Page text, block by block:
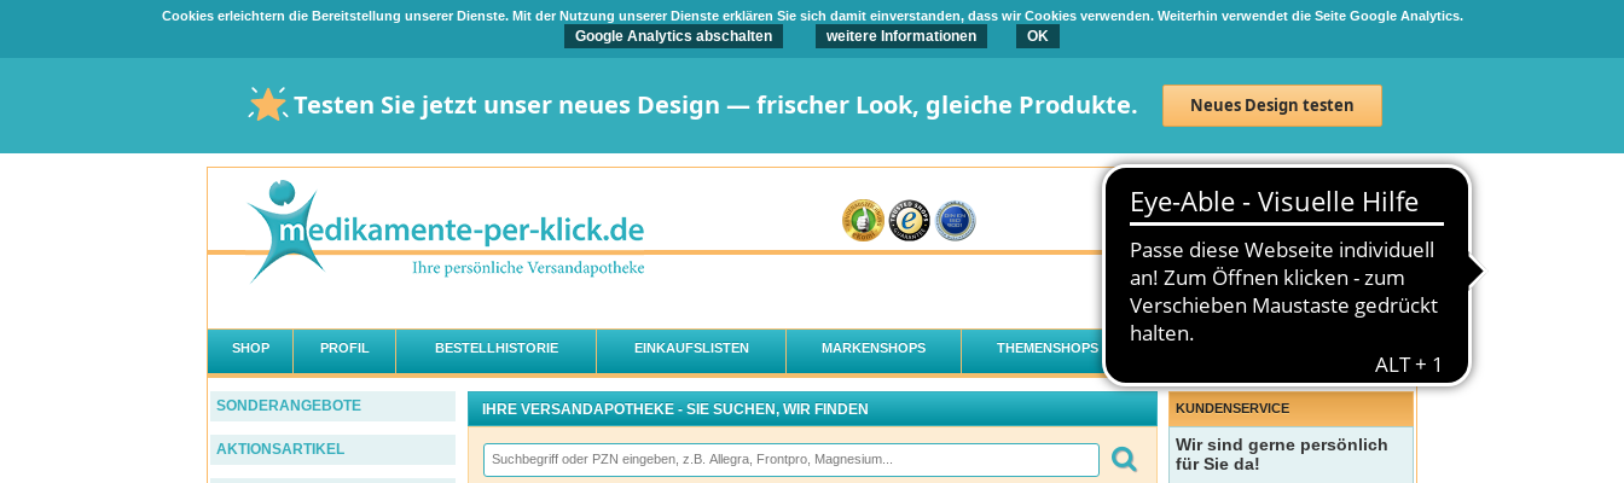
Cookies erleichtern die Bereitstellung unserer Dienste. Mit der Nutzung unserer Dienste erklären Sie sich damit einverstanden, dass wir Cookies verwenden. Weiterhin verwendet die Seite Google Analytics.
Google Analytics abschalten weitere Informationen OK
Testen Sie jetzt unser neues Design — frischer Look, gleiche Produkte. Neues Design testen
Neuanmeldung Anmelden
0 Artikel 0,00 €
SHOP PROFIL BESTELLHISTORIE EINKAUFSLISTEN MARKENSHOPS THEMENSHOPS
IHRE VERSANDAPOTHEKE - SIE SUCHEN, WIR FINDEN
SONDERANGEBOTE
AKTIONSARTIKEL
KUNDENSERVICE
Wir sind gerne persönlich
für Sie da!